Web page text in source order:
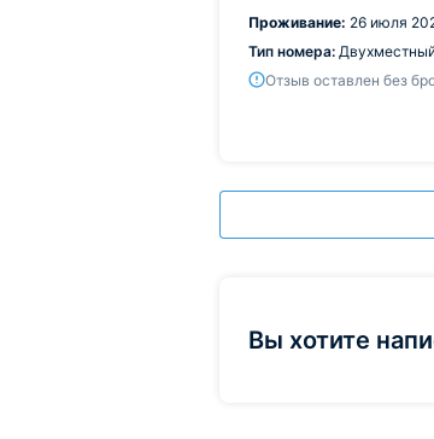
Проживание: 26 июля
Тип номера:
Отзыв оставлен без
Вы хотите